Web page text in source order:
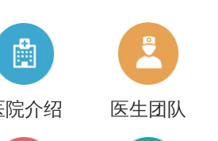
院介绍 医生团队